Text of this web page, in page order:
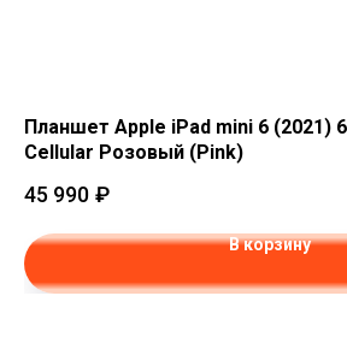
Планшет Apple iPad mini 6 (2021)
Cellular Розовый (Pink)
45 990 ₽
В корзину